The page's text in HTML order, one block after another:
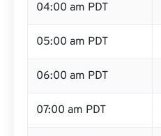
04:00 am PDT
05:00 am PDT
06:00 am PDT
07:00 am PDT